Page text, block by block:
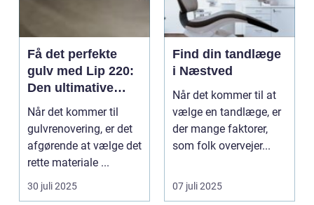
Få det perfekte
gulv med Lip 220:
Den ultimative
guide til
selvnivellerende
gulvspartelmasse
Når det kommer til
gulvrenovering, er det
afgørende at vælge det
rette materiale ...
30 juli 2025
Find din tandlæge
i Næstved
Når det kommer til at
vælge en tandlæge, er
der mange faktorer,
som folk overvejer...
07 juli 2025